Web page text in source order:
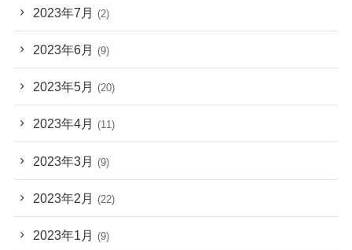
2023年7月 (2)
2023年6月 (9)
2023年5月 (20)
2023年4月 (11)
2023年3月 (9)
2023年2月 (22)
2023年1月 (9)